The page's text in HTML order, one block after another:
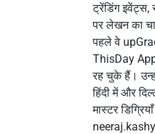
ट्रेंडिंग इवेंट्स,
पर लेखन का
पहले वे
ThisDay
रह चुके हैं।
हिंदी में और
मास्टर